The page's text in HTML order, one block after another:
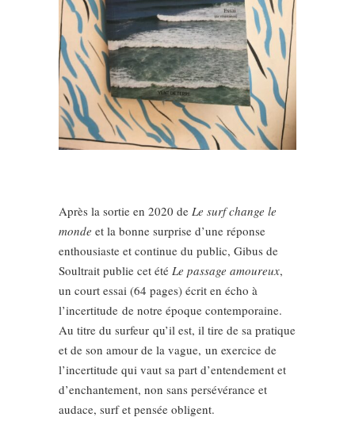
Après la sortie en 2020 de Le surf change le
monde et la bonne surprise d’une réponse
enthousiaste et continue du public, Gibus de
Soultrait publie cet été Le passage amoureux,
un court essai (64 pages) écrit en écho à
l’incertitude de notre époque contemporaine.
Au titre du surfeur qu’il est, il tire de sa pratique
et de son amour de la vague, un exercice de
l’incertitude qui vaut sa part d’entendement et
d’enchantement, non sans persévérance et
audace, surf et pensée obligent.